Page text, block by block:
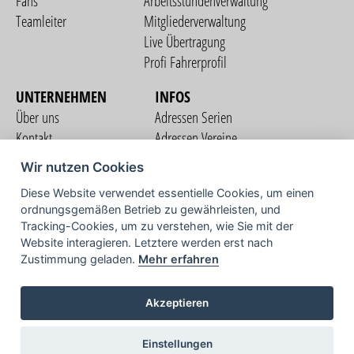
Teamleiter
Mitgliederverwaltung
Live Übertragung
Profi Fahrerprofil
UNTERNEHMEN
Über uns
Kontakt
Nutzungsbedingungen
Datenschutzerklärung
Impressum
INFOS
Adressen Serien
Adressen Vereine
COMMUNITY
TV
Wir nutzen Cookies
Diese Website verwendet essentielle Cookies, um einen
ordnungsgemäßen Betrieb zu gewährleisten, und
Tracking-Cookies, um zu verstehen, wie Sie mit der
Website interagieren. Letztere werden erst nach
Zustimmung geladen. Mehr erfahren
Akzeptieren
Einstellungen